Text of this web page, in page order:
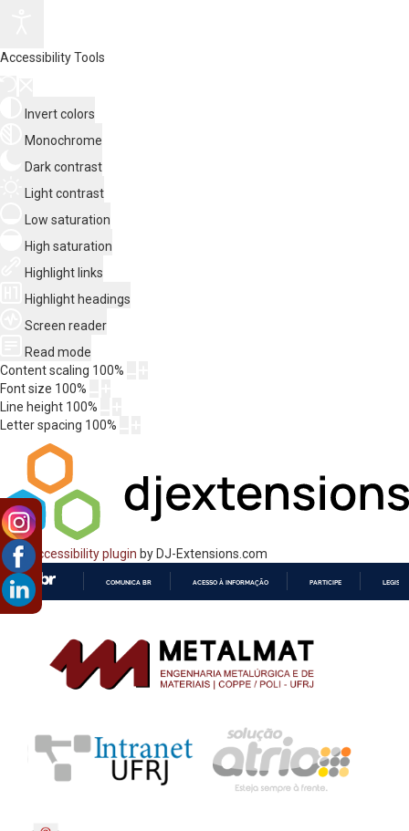
Accessibility Tools
Invert colors
Monochrome
Dark contrast
Light contrast
Low saturation
High saturation
Highlight links
Highlight headings
Screen reader
Read mode
Content scaling 100%
Font size 100%
Line height 100%
Letter spacing 100%
Web Accessibility plugin by DJ-Extensions.com
CONTEÚDO
COMUNICA BR ACESSO À INFORMAÇÃO PARTICIPE